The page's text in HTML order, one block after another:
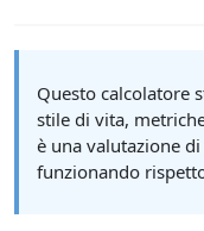
Questo calcolatore
stile di vita,
è una valutazione
funzionando